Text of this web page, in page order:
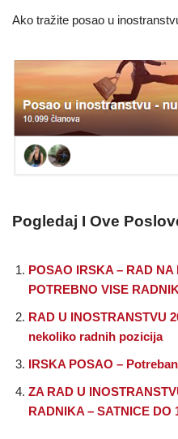
Ako tražite posao u
Pogledaj I Ove
POSAO IRSKA – RAD
POTREBNO VISE
RAD U INOSTRANSTVU
nekoliko radnih pozicija
IRSKA POSAO –
ZA RAD U
RADNIKA – SATNICE DO